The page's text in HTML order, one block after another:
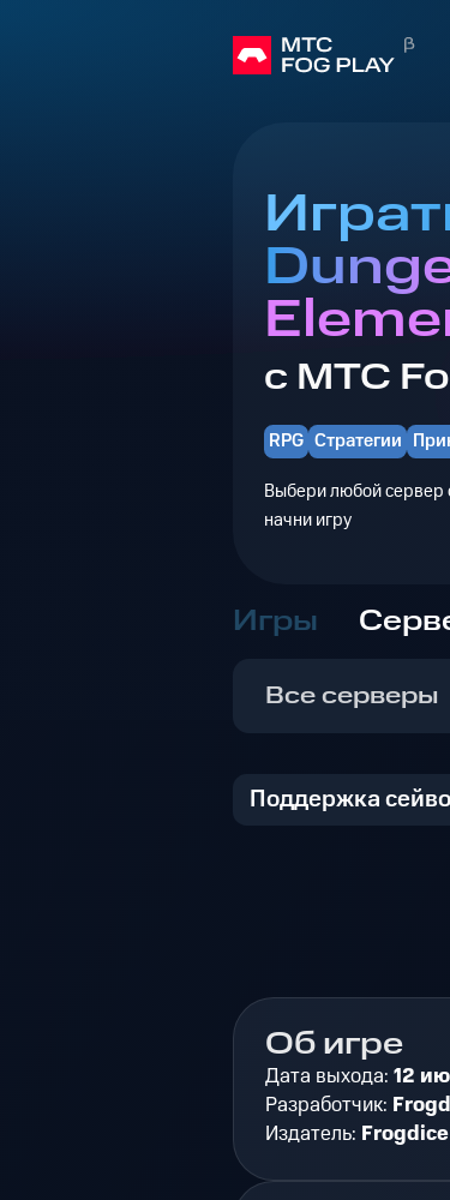
с МТС
RPG Стратегии
Выбери любой сервер
начни игру
Игры
Все серверы
Поддержка
Об игре
Дата выхода: 12
Разработчик:
Издатель: Frogdice